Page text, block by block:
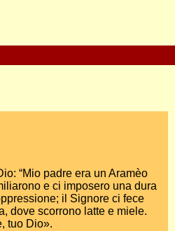
“Mio padre era un Aramèo
e ci imposero una dura
il Signore ci fece
dove scorrono latte e miele.
tuo Dio».